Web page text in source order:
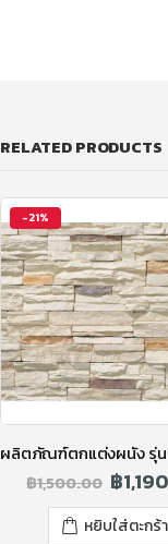
RELATED PRODUCTS
-21%
฿1,500.00 ฿
หยิบใส่ตะกร้า